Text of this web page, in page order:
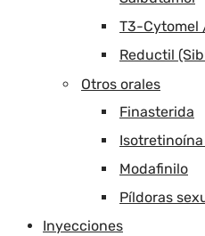
T3-Cytomel
Reductil
Otros orales
Finasterida
Modafinilo
Píldoras
Inyecciones